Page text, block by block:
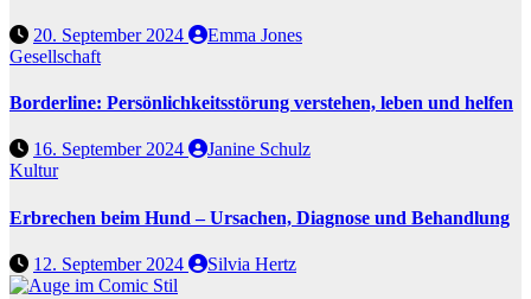
20. September 2024
Emma Jones
Gesellschaft
Borderline: Persönlichkeitsstörung verstehen, leben und helfen
16. September 2024
Janine Schulz
Kultur
Erbrechen beim Hund – Ursachen, Diagnose und Behandlung
12. September 2024 Silvia Hertz